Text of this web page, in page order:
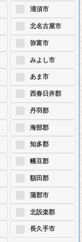
清須市
北名古屋市
弥富市
みよし市
あま市
西春日井郡
丹羽郡
海部郡
知多郡
幡豆郡
額田郡
蒲郡市
北設楽郡
長久手市